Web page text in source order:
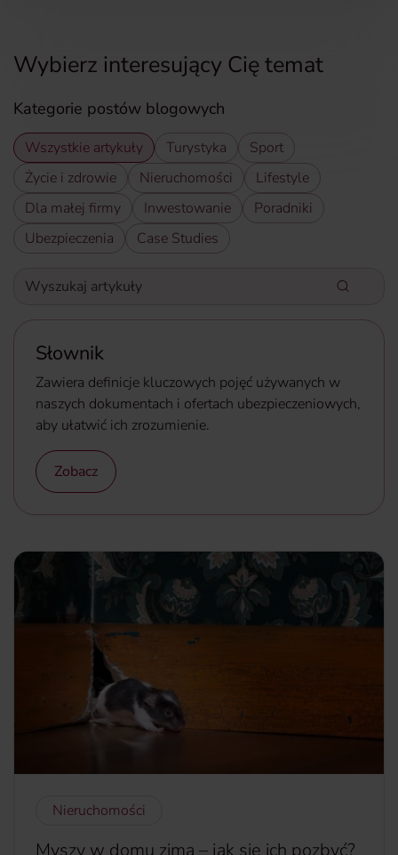
Wybierz interesujący Cię temat
Kategorie postów blogowych
Wszystkie artykuły Turystyka
Sport
Życie i zdrowie
Nieruchomości
Lifestyle
Dla małej firmy
Inwestowanie
Poradniki
Ubezpieczenia
Case Studies
Wyszukaj artykuły
Wpisz słowa kluczowe aby wyszukać artykuły
Słownik
Zawiera definicje kluczowych pojęć używanych w
naszych dokumentach i ofertach ubezpieczeniowych,
aby ułatwić ich zrozumienie.
Zobacz
Nieruchomości